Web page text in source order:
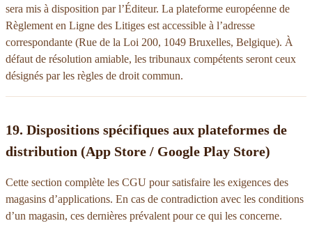
sera mis à disposition par l’Éditeur. La plateforme européenne de
Règlement en Ligne des Litiges est accessible à l’adresse
correspondante (Rue de la Loi 200, 1049 Bruxelles, Belgique). À
défaut de résolution amiable, les tribunaux compétents seront ceux
désignés par les règles de droit commun.
19. Dispositions spécifiques aux plateformes de
distribution (App Store / Google Play Store)
Cette section complète les CGU pour satisfaire les exigences des
magasins d’applications. En cas de contradiction avec les conditions
d’un magasin, ces dernières prévalent pour ce qui les concerne.